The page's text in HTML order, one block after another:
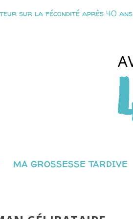
sur la fécondité après 40 ans
MA GROSSESSE TARDIVE